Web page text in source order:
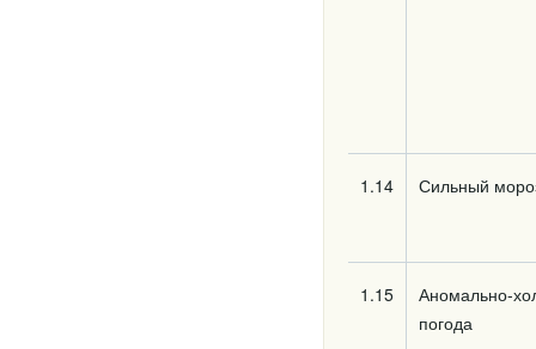
1.14 Сильный
1.15
Аномально-
погода